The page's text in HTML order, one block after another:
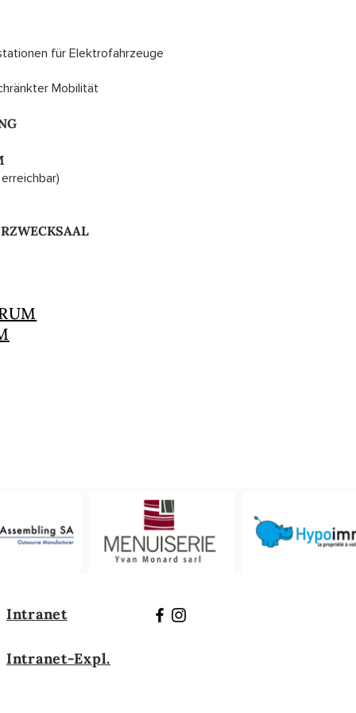
für Elektrofahrzeuge
Mobilität
Intranet
Intranet-Expl.